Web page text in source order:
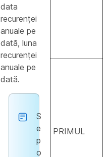
data
recurenței
anuale pe
dată, luna
recurenței
anuale pe
dată.
S
e
p
o
PRIMUL